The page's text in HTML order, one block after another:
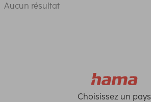
Aucun résultat
Choisissez un pays